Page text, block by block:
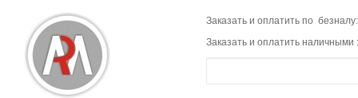
Заказать и оплатить по
Заказать и оплатить наличными